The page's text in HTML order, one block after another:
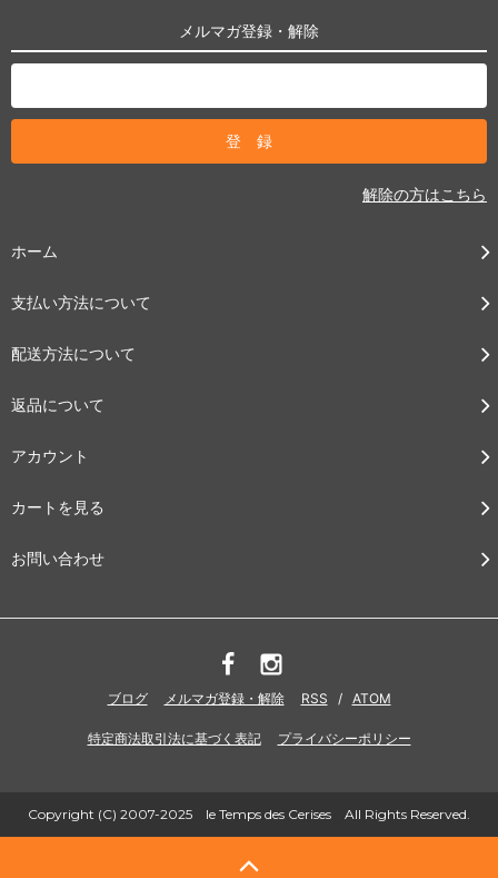
メルマガ登録・解除
解除の方はこちら
ホーム
支払い方法について
配送方法について
返品について
アカウント
カートを見る
お問い合わせ
ブログ メルマガ登録・解除 RSS / ATOM
特定商法取引法に基づく表記 プライバシーポリシー
Copyright (C) 2007-2025 le Temps des Cerises All Rights Reserved.